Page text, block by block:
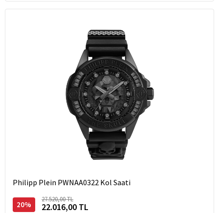
Philipp Plein PWNAA0322 Kol Saati
20%
27.520,00 TL
22.016,00 TL